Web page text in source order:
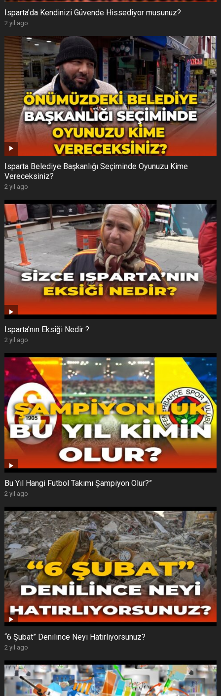
Isparta’da Kendinizi Güvende Hissediyor musunuz?
2 yıl ago
Isparta Belediye Başkanlığı Seçiminde Oyunuzu Kime
Vereceksiniz?
2 yıl ago
Isparta’nın Eksiği Nedir ?
2 yıl ago
Bu Yıl Hangi Futbol Takımı Şampiyon Olur?”
2 yıl ago
“6 Şubat” Denilince Neyi Hatırlıyorsunuz?
2 yıl ago